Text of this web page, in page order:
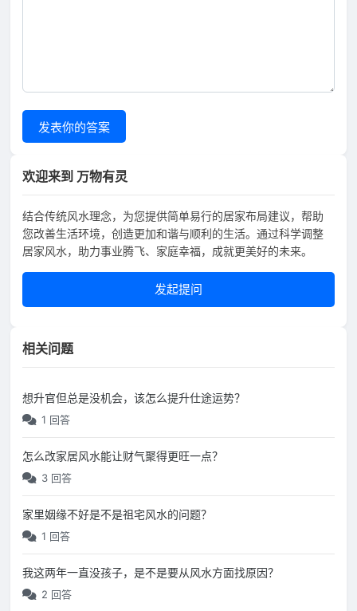
发表你的答案
欢迎来到 万物有灵
结合传统风水理念，为您提供简单易行的居家布局建议，帮助
您改善生活环境，创造更加和谐与顺利的生活。通过科学调整
居家风水，助力事业腾飞、家庭幸福，成就更美好的未来。
发起提问
相关问题
想升官但总是没机会，该怎么提升仕途运势？
1 回答
怎么改家居风水能让财气聚得更旺一点？
3 回答
家里姻缘不好是不是祖宅风水的问题？
1 回答
我这两年一直没孩子，是不是要从风水方面找原因？
2 回答